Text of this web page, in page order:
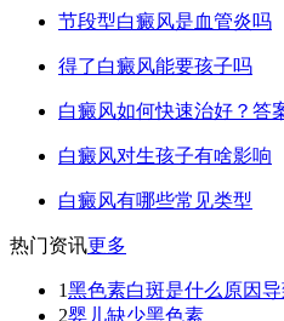
节段型白癜风是血管炎吗
得了白癜风能要孩子吗
白癜风如何快速治好？答
白癜风对生孩子有啥影响
白癜风有哪些常见类型
热门资讯更多
1黑色素白斑是什么原因
2婴儿缺少黑色素